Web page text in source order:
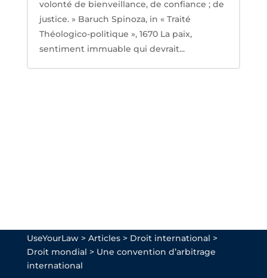
volonté de bienveillance, de confiance ; de
justice. » Baruch Spinoza, in « Traité
Théologico-politique », 1670 La paix,
sentiment immuable qui devrait...
UseYourLaw> Articles> Droit international >
Droit mondial > Une convention d’arbitrage
international